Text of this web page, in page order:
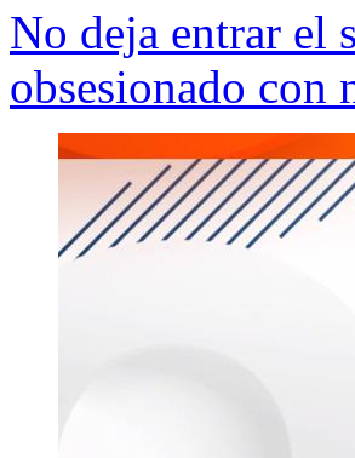
No deja entrar
obsesionado con